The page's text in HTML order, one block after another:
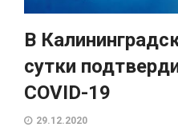
В
сутки
COVID-19
29.12.2020